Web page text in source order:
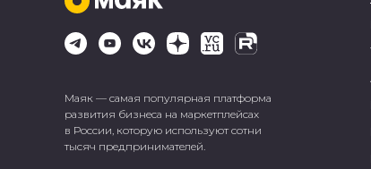
Маяк — самая популярная платформа
развития бизнеса на маркетплейсах
в России, которую используют сотни
тысяч предпринимателей.